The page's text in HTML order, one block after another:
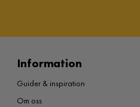
Information
Guider & inspiration
Om oss